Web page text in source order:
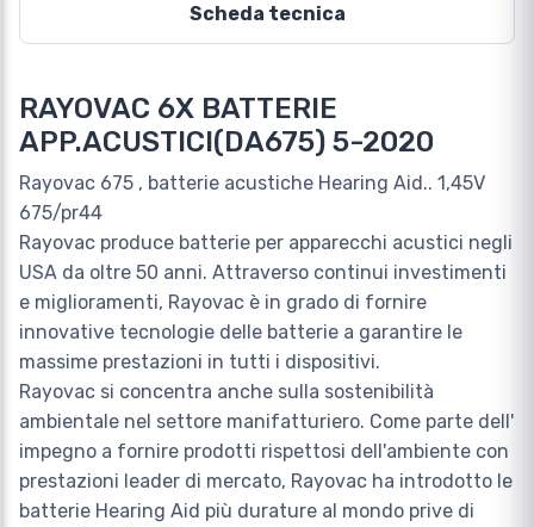
Scheda tecnica
RAYOVAC 6X BATTERIE
APP.ACUSTICI(DA675) 5-2020
Rayovac 675 , batterie acustiche Hearing Aid.. 1,45V
675/pr44
Rayovac produce batterie per apparecchi acustici negli
USA da oltre 50 anni. Attraverso continui investimenti
e miglioramenti, Rayovac è in grado di fornire
innovative tecnologie delle batterie a garantire le
massime prestazioni in tutti i dispositivi.
Rayovac si concentra anche sulla sostenibilità
ambientale nel settore manifatturiero. Come parte dell'
impegno a fornire prodotti rispettosi dell'ambiente con
prestazioni leader di mercato, Rayovac ha introdotto le
batterie Hearing Aid più durature al mondo prive di